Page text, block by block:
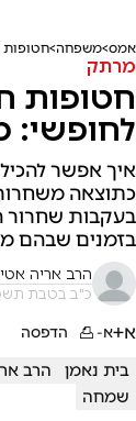
אמס משפחה חטופות
מרתק
חטופות
לחופשי:
איך אפשר
כתוצאה
בעקבות שחרור
בזמנים שבהם
הרב אריה
כ"ב בטבת תשפ"ה, 22/01/
א+א- הדפסה
בית נאמן הרב
שמחה